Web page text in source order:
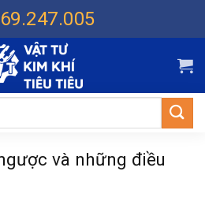
và những điều